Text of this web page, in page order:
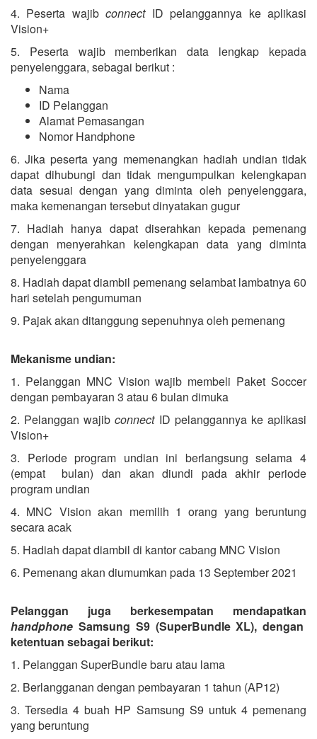
4. Peserta wajibconnectID pelanggannya ke aplikasi
Vision+
5. Peserta wajib memberikan data lengkap kepada
penyelenggara, sebagai berikut :
Nama
ID Pelanggan
Alamat Pemasangan
Nomor Handphone
6. Jika peserta yang memenangkan hadiah undian tidak
dapat dihubungi dan tidak mengumpulkan kelengkapan
data sesuai dengan yang diminta oleh penyelenggara,
maka kemenangan tersebut dinyatakan gugur
7. Hadiah hanya dapat diserahkan kepada pemenang
dengan menyerahkan kelengkapan data yang diminta
penyelenggara
8. Hadiah dapat diambil pemenang selambat lambatnya 60
hari setelah pengumuman
9. Pajak akan ditanggung sepenuhnya oleh pemenang
Mekanisme undian:
1. Pelanggan MNC Vision wajib membeli Paket Soccer
dengan pembayaran 3 atau 6 bulan dimuka
2. Pelanggan wajib connect ID pelanggannya ke aplikasi
Vision+
3. Periode program undian ini berlangsung selama 4
(empat bulan) dan akan diundi pada akhir periode
program undian
4. MNC Vision akan memilih 1 orang yang beruntung
secara acak
5. Hadiah dapat diambil di kantor cabang MNC Vision
6. Pemenang akan diumumkan pada 13 September 2021
Pelanggan juga berkesempatan mendapatkan
handphone Samsung S9 (SuperBundle XL), dengan
ketentuan sebagai berikut:
1. Pelanggan SuperBundle baru atau lama
2. Berlangganan dengan pembayaran 1 tahun (AP12)
3. Tersedia 4 buah HP Samsung S9 untuk 4 pemenang
yang beruntung